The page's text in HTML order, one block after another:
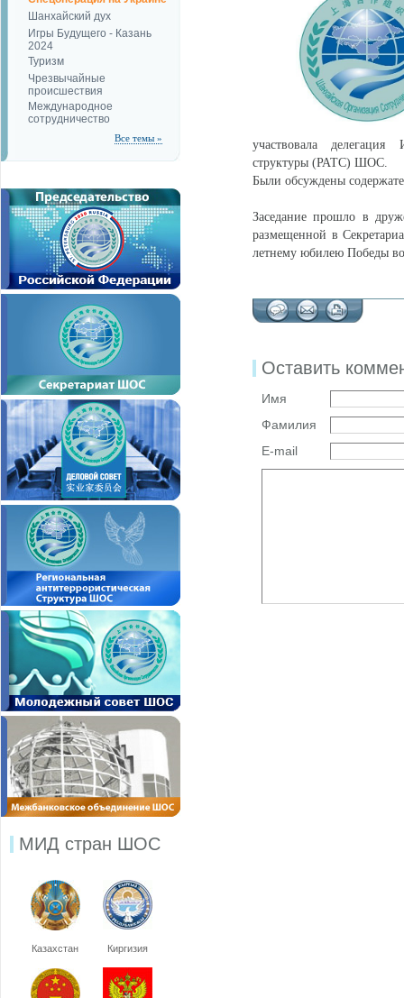
Шанхайский дух
Игры Будущего - Казань
2024
Туризм
Чрезвычайные
происшествия
Международное
сотрудничество
Все темы »
МИД стран ШОС
Казахстан Киргизия
участвовала делегация
структуры (РАТС) ШОС.
Были обсуждены
Заседание прошло в
размещенной в
летнему юбилею Победы
Оставить
Имя
Фамилия
E-mail